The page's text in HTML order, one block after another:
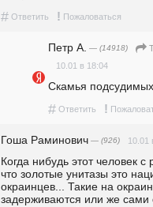
# Ответить ! Пожаловаться
Петр А. — (14918)
10.01 в 18:04
Скамья
# Ответить !
Гоша Раминович — (926) 10.01
Когда нибудь этот человек
что золотые унитазы это
окраинцев... Такие на
задерживаются или же сами